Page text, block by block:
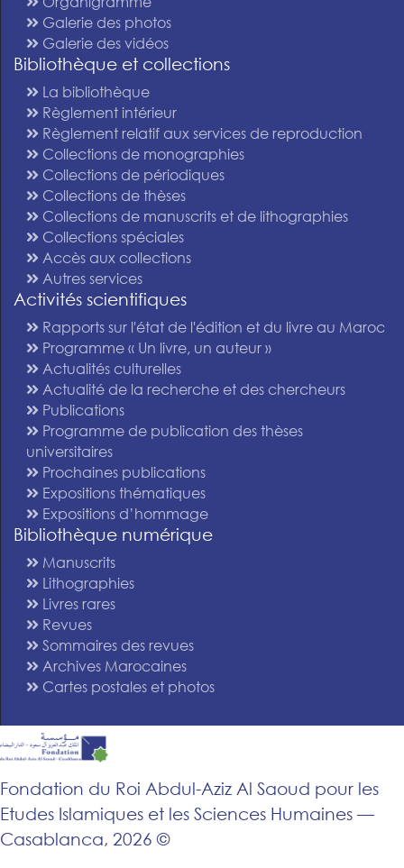
Galerie des photos
Galerie des vidéos
Bibliothèque et collections
La bibliothèque
Règlement intérieur
Règlement relatif aux services de reproduction
Collections de monographies
Collections de périodiques
Collections de thèses
Collections de manuscrits et de lithographies
Collections spéciales
Accès aux collections
Autres services
Activités scientifiques
Rapports sur l'état de l'édition et du livre au Maroc
Programme « Un livre, un auteur »
Actualités culturelles
Actualité de la recherche et des chercheurs
Publications
Programme de publication des thèses
universitaires
Prochaines publications
Expositions thématiques
Expositions d’hommage
Bibliothèque numérique
Manuscrits
Lithographies
Livres rares
Revues
Sommaires des revues
Archives Marocaines
Cartes postales et photos
Fondation du Roi Abdul-Aziz Al Saoud pour les
Etudes Islamiques et les Sciences Humaines —
Casablanca, 2026 ©